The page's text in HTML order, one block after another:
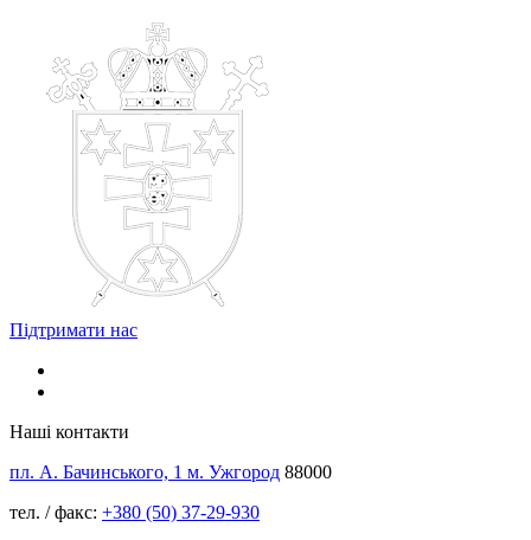
Підтримати нас
Наші контакти
пл. А. Бачинського, 1 м. Ужгород 88000
тел. / факс: +380 (50) 37-29-930